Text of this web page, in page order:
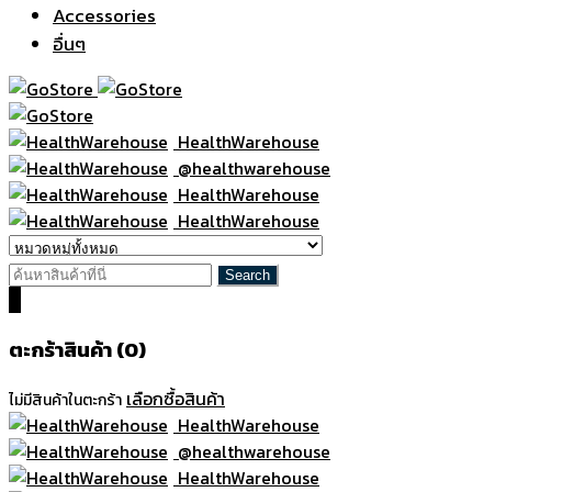
Accessories
อื่นๆ
HealthWarehouse
@healthwarehouse
HealthWarehouse
HealthWarehouse
ตะกร้าสินค้า (0)
ไม่มีสินค้าในตะกร้า เลือกซื้อสินค้า
HealthWarehouse
@healthwarehouse
HealthWarehouse